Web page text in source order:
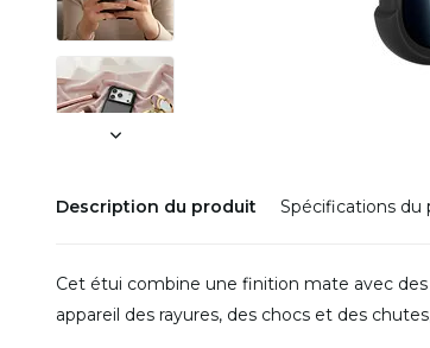
Description du produit Spécifications du
Cet étui combine une finition mate avec
appareil des rayures, des chocs et des